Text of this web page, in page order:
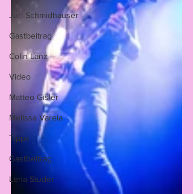
Juri Schmidhauser
Gastbeitrag
Colin Lanz
Video
Matteo Gisler
Melissa Varela
Tipps
Gastbeitrag
Lena Studer